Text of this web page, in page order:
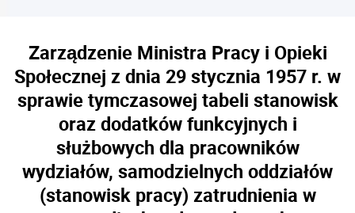
Zarządzenie Ministra Pracy i Opieki
Społecznej z dnia 29 stycznia 1957 r. w
sprawie tymczasowej tabeli stanowisk
oraz dodatków funkcyjnych i
służbowych dla pracowników
wydziałów, samodzielnych oddziałów
(stanowisk pracy) zatrudnienia w